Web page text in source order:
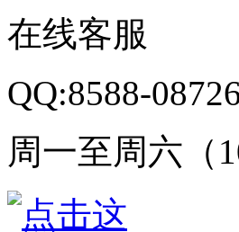
在线客服
QQ:8588-
周一至周六（